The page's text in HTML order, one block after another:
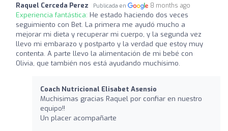
Raquel Cerceda Perez Publicada en 8 months ago
Experiencia fantástica: He estado haciendo dos veces
seguimiento con Bet. La primera me ayudó mucho a
mejorar mi dieta y recuperar mi cuerpo, y la segunda vez
llevo mi embarazo y postparto y la verdad que estoy muy
contenta. A parte llevo la alimentación de mi bebé con
Olivia, que también nos está ayudando muchísimo.
Coach Nutricional Elisabet Asensio
Muchisimas gracias Raquel por confiar en nuestro
equipo!!
Un placer acompañarte